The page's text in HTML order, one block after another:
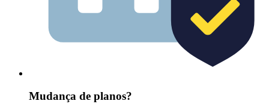
Mudança de planos?